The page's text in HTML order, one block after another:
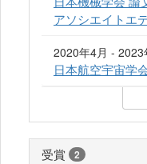
アソシエイトエ
2020年4月 - 2023
日本航空宇宙学
受賞 2